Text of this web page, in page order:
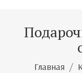
Главная